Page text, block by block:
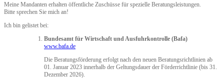
Meine Mandanten erhalten öffentliche Zuschüsse für spezielle Beratungsleistungen.
Bitte sprechen Sie mich an!
Ich bin gelistet bei:
Bundesamt für Wirtschaft und Ausfuhrkontrolle (Bafa)
www.bafa.de
Die Beratungsförderung erfolgt nach den neuen Beratungsrichtlinien ab
01. Januar 2023 innerhalb der Geltungsdauer der Förderrichtlinie (bis 31.
Dezember 2026).